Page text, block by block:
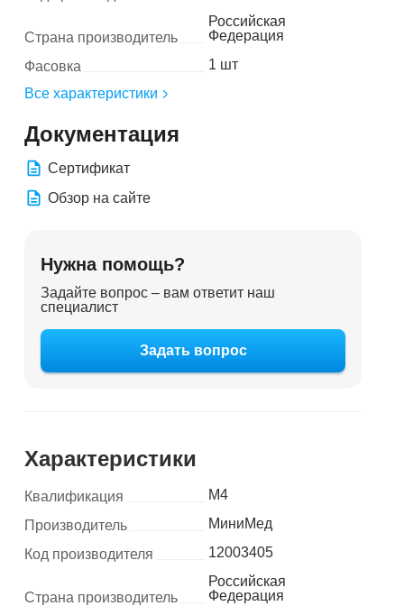
Страна производитель
Российская
Федерация
Фасовка
1 шт
Все характеристики
Документация
Сертификат
Обзор на сайте
Нужна помощь?
Задайте вопрос – вам ответит наш
специалист
Задать вопрос
Характеристики
Квалификация
М4
Производитель
МиниМед
Код производителя
12003405
Страна производитель
Российская
Федерация